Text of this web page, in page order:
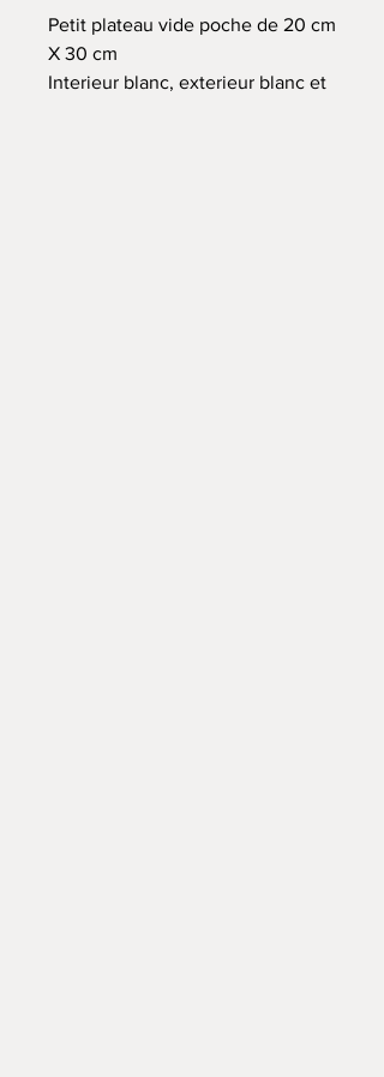
Petit plateau vide poche de 20 cm
X 30 cm
Interieur blanc, exterieur blanc et